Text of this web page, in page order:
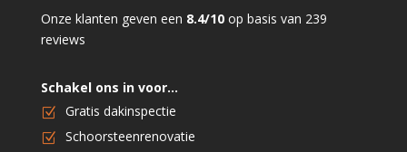
Onze klanten geven een 8.4/10 op basis van 239
reviews
Schakel ons in voor…
Gratis dakinspectie
Schoorsteenrenovatie